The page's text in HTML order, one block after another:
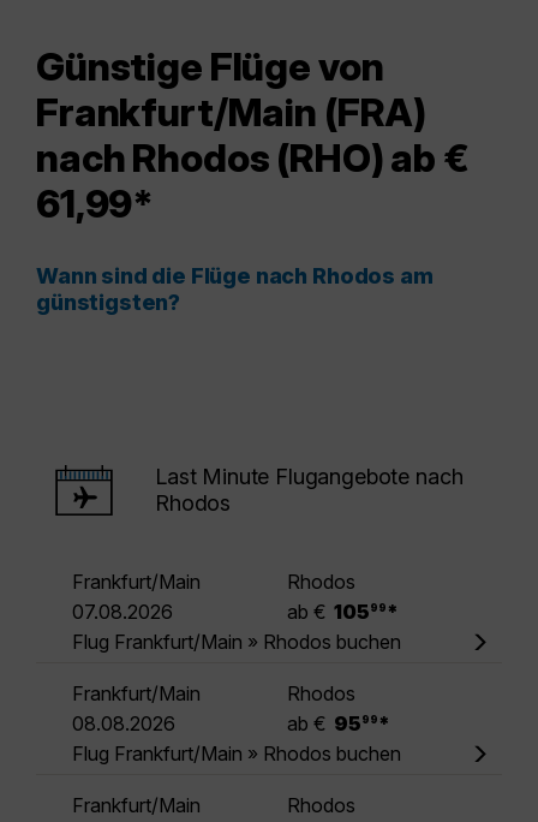
Günstige Flüge von
Frankfurt/Main (FRA)
nach Rhodos (RHO) ab €
61,99*
Wann sind die Flüge nach Rhodos am
günstigsten?
Last Minute Flugangebote nach
Rhodos
Frankfurt/Main
Rhodos
07.08.2026
ab € 105 99 *
Flug Frankfurt/Main » Rhodos buchen
Frankfurt/Main
Rhodos
08.08.2026
ab € 95 99 *
Flug Frankfurt/Main » Rhodos buchen
Frankfurt/Main
Rhodos